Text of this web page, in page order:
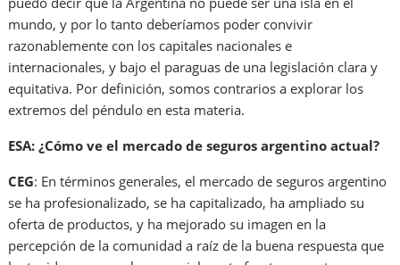
mundo, y por lo tanto deberíamos poder convivir
razonablemente con los capitales nacionales e
internacionales, y bajo el paraguas de una legislación clara y
equitativa. Por definición, somos contrarios a explorar los
extremos del péndulo en esta materia.
ESA: ¿Cómo ve el mercado de seguros argentino actual?
CEG: En términos generales, el mercado de seguros argentino
se ha profesionalizado, se ha capitalizado, ha ampliado su
oferta de productos, y ha mejorado su imagen en la
percepción de la comunidad a raíz de la buena respuesta que